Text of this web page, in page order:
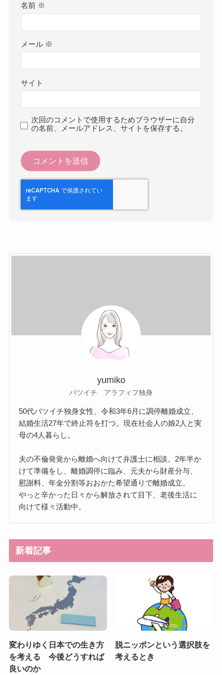
名前 ※
メール ※
サイト
次回のコメントで使用するためブラウザーに自分
の名前、メールアドレス、サイトを保存する。
yumiko
バツイチ アラフィフ独身
50代バツイチ独身女性、令和3年6月に調停離婚成立、
結婚生活27年で終止符を打つ。現在社会人の娘2人と実
母の4人暮らし。
夫の不倫発覚から離婚へ向けて弁護士に相談。2年半か
けて準備をし、離婚調停に臨み、元夫から財産分与、
慰謝料、年金分割等おおかた希望通りで離婚成立。
やっと辛かった日々から解放されて目下、老後生活に
向けて様々活動中。
新着記事
変わりゆく日本での生き方
を考える 今後どうすれば
良いのか
脱ニッポンという選択肢を
考えるとき